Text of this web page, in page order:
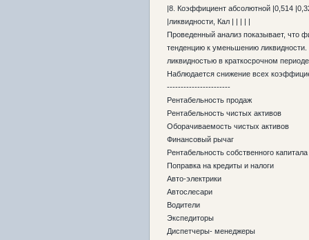
|8. Коэффициент абсолютной |0,514
|ликвидности, Кал | | | | |
Проведенный анализ показывает, что
тенденцию к уменьшению
ликвидностью в краткосрочном
Наблюдается снижение всех
-----------------------
Рентабельность продаж
Рентабельность чистых активов
Оборачиваемость чистых активов
Финансовый рычаг
Рентабельность собственного капитала
Поправка на кредиты и налоги
Авто-электрики
Автослесари
Водители
Экспедиторы
Диспетчеры- менеджеры